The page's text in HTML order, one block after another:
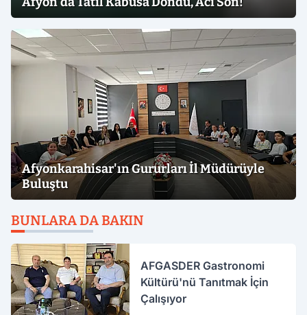
Afyonkarahisar'ın Gururları İl Müdürüyle
Buluştu
BUNLARA DA BAKIN
AFGASDER Gastronomi
Kültürü'nü Tanıtmak İçin
Çalışıyor